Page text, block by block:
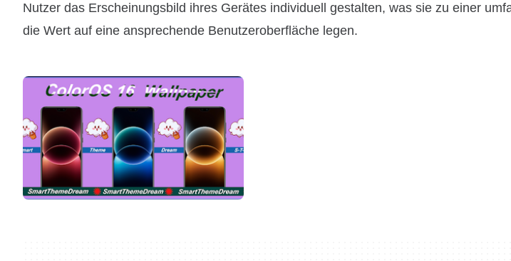
Nutzer das Erscheinungsbild ihres Gerätes individuell gestalten, was sie zu einer
die Wert auf eine ansprechende Benutzeroberfläche legen.